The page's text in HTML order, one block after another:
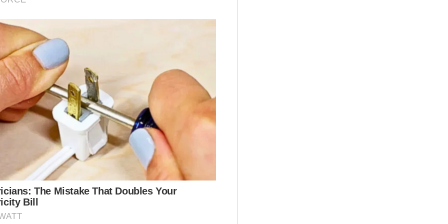
Kereta
Artikel Disyorkan
Semasa
Pelajar kolej didakwa bunuh bayi
berdepan hukuman mati, teman
lelaki dibebaskan
NOR AZURA MD AMIN
07 Aug 2026 10:34am